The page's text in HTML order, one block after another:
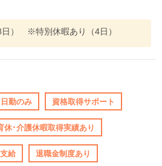
） ※特別休暇あり（4日）
日勤のみ 資格取得サポート
休･介護休暇取得実績あり
給 退職金制度あり